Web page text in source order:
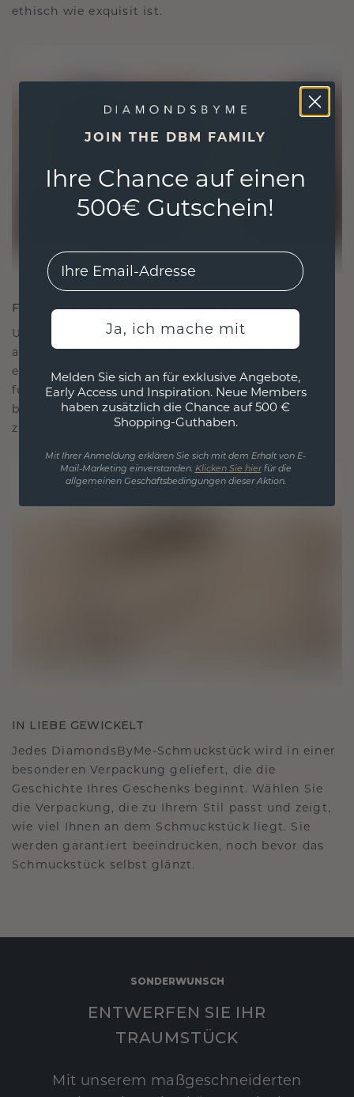
ethisch wie exquisit ist.
FÜR VERBINDUNGEN GESCHAFFEN
Unsere Designphilosophie ist auf Verbindung
ausgelegt, wobei jedes Stück so gestaltet ist, dass
es die Zeit überdauert. Es wird zu Ihrem Symbol
für Liebe und wertvolle Momente, das dazu
bestimmt ist, für immer getragen und geschätzt
zu werden.
IN LIEBE GEWICKELT
Jedes DiamondsByMe-Schmuckstück wird in einer
besonderen Verpackung geliefert, die die
Geschichte Ihres Geschenks beginnt. Wählen Sie
die Verpackung, die zu Ihrem Stil passt und zeigt,
wie viel Ihnen an dem Schmuckstück liegt. Sie
werden garantiert beeindrucken, noch bevor das
Schmuckstück selbst glänzt.
SONDERWUNSCH
ENTWERFEN SIE IHR
TRAUMSTÜCK
Mit unserem maßgeschneiderten
JOIN THE DBM FAMILY
Ihre Chance auf einen
500€ Gutschein!
EMail
Ja, ich mache mit
Melden Sie sich an für exklusive Angebote,
Early Access und Inspiration. Neue Members
haben zusätzlich die Chance auf 500 €
Shopping-Guthaben.
Mit Ihrer Anmeldung erklären Sie sich mit dem Erhalt von E-
Mail-Marketing einverstanden. Klicken Sie hierfür die
allgemeinen Geschäftsbedingungen dieser Aktion.